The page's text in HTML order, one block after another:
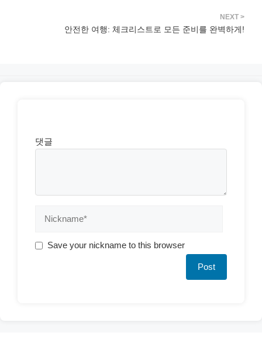
안전한 여행: 체크리스트로 모든 준비를 완벽하게!
댓글
Save your nickname to this browser